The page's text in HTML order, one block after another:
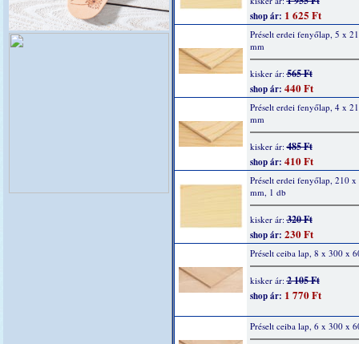
shop ár: 1 625 Ft
Préselt erdei fenyőlap, 5 x
mm
kisker ár:565 Ft
shop ár: 440 Ft
Préselt erdei fenyőlap, 4 x
mm
kisker ár:485 Ft
shop ár: 410 Ft
Préselt erdei fenyőlap, 210
mm, 1 db
kisker ár:320 Ft
shop ár: 230 Ft
Préselt ceiba lap, 8 x 300 x
kisker ár:2 105 Ft
shop ár: 1 770 Ft
Préselt ceiba lap, 6 x 300 x